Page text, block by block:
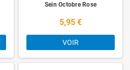
Sein Octobre Rose
5,95 €
VOIR